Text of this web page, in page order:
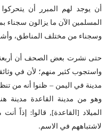
أن يوجد لهم المبرر أن
المسلمين الآن ما يزالون سجناء
وسجناء من مختلف المناطق،
حتى نشرت بعض الصحف أن أربعة
واستجوب كثير منهم؛ لأن في
مدينة في اليمن – ظنوا أنه من
وهو من مدينة القاعدة
الميلاد [القاعدة], قالوا: إذاً
لاشتباههم في الاسم.